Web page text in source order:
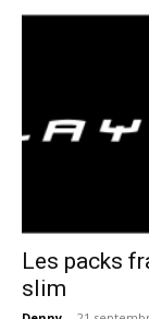
Les packs
slim